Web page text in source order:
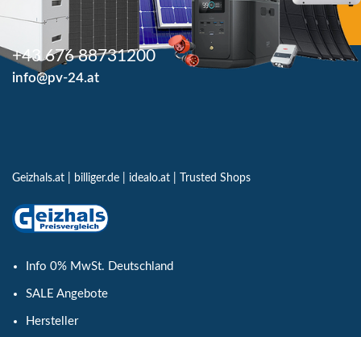
+43 676 88731200
info@pv-24.at
Geizhals.at billiger.de idealo.at Trusted Shops
Info 0% MwSt. Deutschland
SALE Angebote
Hersteller